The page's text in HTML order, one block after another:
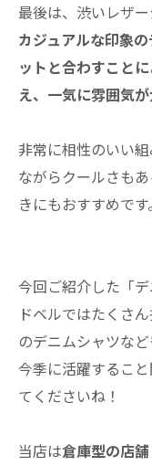
最後は、渋いレザ
カジュアルな印象
ットと合わすこと
え、一気に雰囲気が
非常に相性のいい
ながらクールさも
きにもおすすめです。
今回ご紹介した「
ドベルではたくさ
のデニムシャツなど
今季に活躍するこ
てくださいね！
当店は倉庫型の店舗